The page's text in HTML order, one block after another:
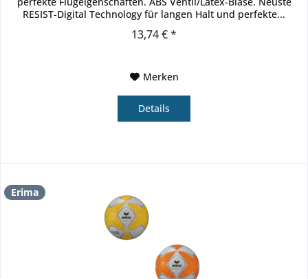
RESIST-Digital Technology für langen Halt und perfekte...
13,74 € *
Merken
Details
Erima